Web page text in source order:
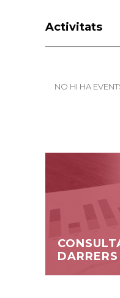
Activitats
NO HI HA